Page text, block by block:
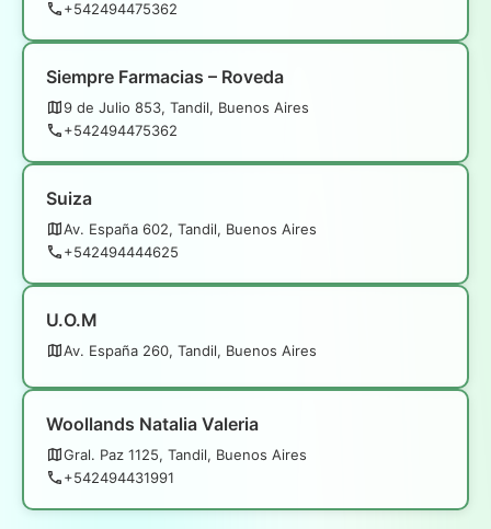
+542494475362
Siempre Farmacias – Roveda
9 de Julio 853, Tandil, Buenos Aires
+542494475362
Suiza
Av. España 602, Tandil, Buenos Aires
+542494444625
U.O.M
Av. España 260, Tandil, Buenos Aires
Woollands Natalia Valeria
Gral. Paz 1125, Tandil, Buenos Aires
+542494431991